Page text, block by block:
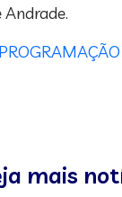
mais